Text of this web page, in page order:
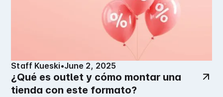
Staff Kueski•June 2, 2025
¿Qué es outlet y cómo montar una
tienda con este formato?